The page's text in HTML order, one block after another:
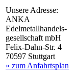
Unsere Adresse:
ANKA
Edelmetallhandels-
gesellschaft mbH
Felix-Dahn-Str. 4
70597 Stuttgart
» zum Anfahrtsplan